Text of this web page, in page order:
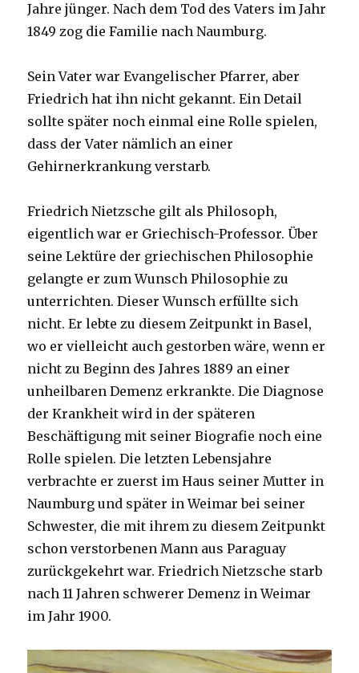
Jahre jünger. Nach dem Tod des Vaters im Jahr
1849 zog die Familie nach Naumburg.
Sein Vater war Evangelischer Pfarrer, aber
Friedrich hat ihn nicht gekannt. Ein Detail
sollte später noch einmal eine Rolle spielen,
dass der Vater nämlich an einer
Gehirnerkrankung verstarb.
Friedrich Nietzsche gilt als Philosoph,
eigentlich war er Griechisch-Professor. Über
seine Lektüre der griechischen Philosophie
gelangte er zum Wunsch Philosophie zu
unterrichten. Dieser Wunsch erfüllte sich
nicht. Er lebte zu diesem Zeitpunkt in Basel,
wo er vielleicht auch gestorben wäre, wenn er
nicht zu Beginn des Jahres 1889 an einer
unheilbaren Demenz erkrankte. Die Diagnose
der Krankheit wird in der späteren
Beschäftigung mit seiner Biografie noch eine
Rolle spielen. Die letzten Lebensjahre
verbrachte er zuerst im Haus seiner Mutter in
Naumburg und später in Weimar bei seiner
Schwester, die mit ihrem zu diesem Zeitpunkt
schon verstorbenen Mann aus Paraguay
zurückgekehrt war. Friedrich Nietzsche starb
nach 11 Jahren schwerer Demenz in Weimar
im Jahr 1900.